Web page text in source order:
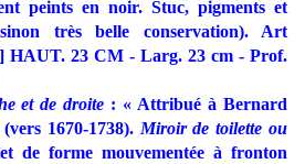
peints en noir. Stuc, pigments et
très belle conservation). Art
HAUT. 23 CM - Larg. 23 cm - Prof.
et de droite : « Attribué à Bernard
1670-1738). Miroir de toilette ou
de forme mouvementée à fronton